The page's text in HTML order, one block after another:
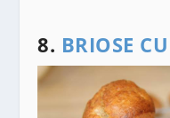
8. BRIOSE